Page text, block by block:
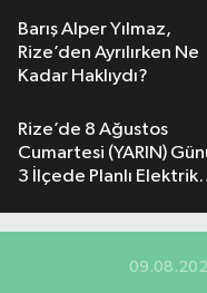
Barış Alper Yılmaz,
Rize’den Ayrılırken Ne
Kadar Haklıydı?
Rize’de 8 Ağustos
Cumartesi (YARIN)
3 İlçede Planlı Elektrik